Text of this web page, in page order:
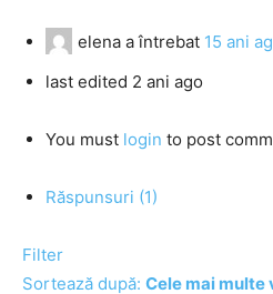
elena a întrebat 15 ani
last edited 2 ani ago
You must login to post
Răspunsuri (1)
Filter
Sortează după: Cele mai multe